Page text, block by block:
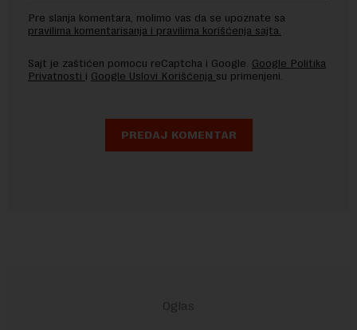
Pre slanja komentara, molimo vas da se upoznate sa
pravilima komentarisanja i pravilima korišćenja sajta.
Sajt je zaštićen pomocu reCaptcha i Google. Google Politika
Privatnosti i Google Uslovi Korišćenja su primenjeni.